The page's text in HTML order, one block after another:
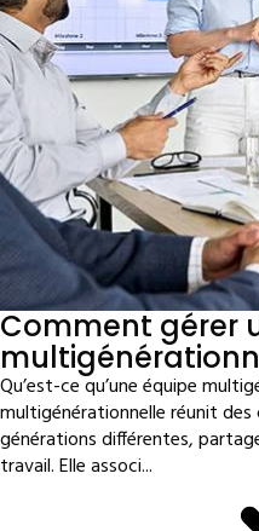
Comment gérer
Qu’est-ce qu’une équipe
multigénérationnelle réunit
générations différentes,
travail. Elle associ...